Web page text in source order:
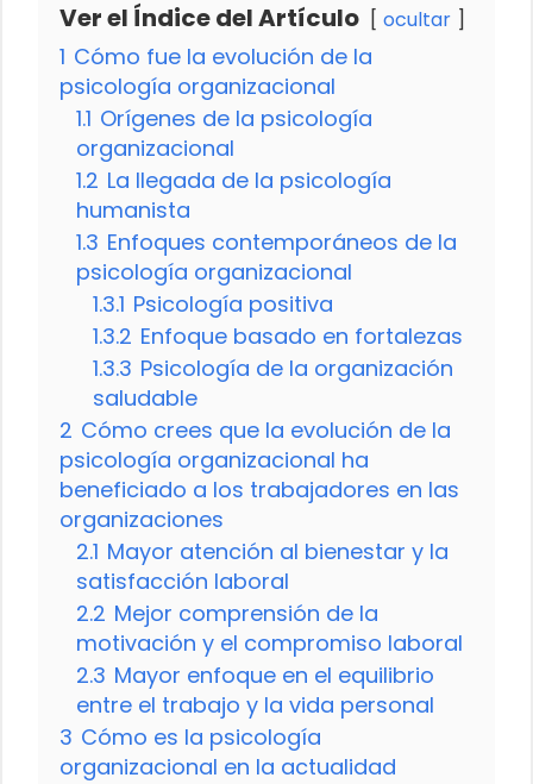
Ver el Índice del Artículo ocultar
1 Cómo fue la evolución de la
psicología organizacional
1.1 Orígenes de la psicología
organizacional
1.2 La llegada de la psicología
humanista
1.3 Enfoques contemporáneos de la
psicología organizacional
1.3.1 Psicología positiva
1.3.2 Enfoque basado en fortalezas
1.3.3 Psicología de la organización
saludable
2 Cómo crees que la evolución de la
psicología organizacional ha
beneficiado a los trabajadores en las
organizaciones
2.1 Mayor atención al bienestar y la
satisfacción laboral
2.2 Mejor comprensión de la
motivación y el compromiso laboral
2.3 Mayor enfoque en el equilibrio
entre el trabajo y la vida personal
3 Cómo es la psicología
organizacional en la actualidad